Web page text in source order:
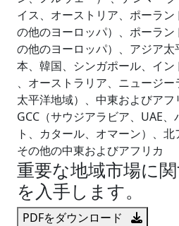
イス、オーストリア、ポーラ
の他のヨーロッパ）、ポーラ
の他のヨーロッパ）、アジア
本、韓国、シンガポール、イン
、オーストラリア、ニュージ
太平洋地域）、中東およびアフ
GCC（サウジアラビア、UAE
ト、カタール、オマーン）、北
その他の中東およびアフリカ
重要な地域市場に
を入手します。
PDFをダウンロード